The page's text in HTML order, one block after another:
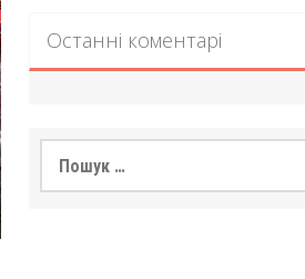
Останні коментарі